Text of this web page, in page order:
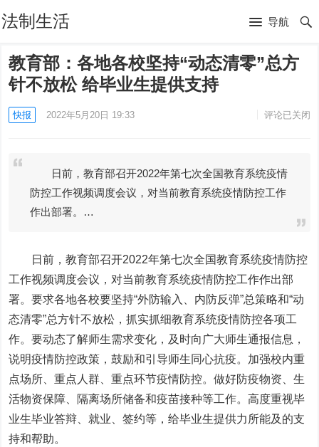
法制生活 导航
教育部：各地各校坚持“动态清零”总方
针不放松 给毕业生提供支持
快报 2022年5月20日 19:33 评论已关闭
日前，教育部召开2022年第七次全国教育系统疫情
防控工作视频调度会议，对当前教育系统疫情防控工作
作出部署。…
日前，教育部召开2022年第七次全国教育系统疫情防控
工作视频调度会议，对当前教育系统疫情防控工作作出部
署。要求各地各校要坚持“外防输入、内防反弹”总策略和“动
态清零”总方针不放松，抓实抓细教育系统疫情防控各项工
作。要动态了解师生需求变化，及时向广大师生通报信息，
说明疫情防控政策，鼓励和引导师生同心抗疫。加强校内重
点场所、重点人群、重点环节疫情防控。做好防疫物资、生
活物资保障、隔离场所储备和疫苗接种等工作。高度重视毕
业生毕业答辩、就业、签约等，给毕业生提供力所能及的支
持和帮助。